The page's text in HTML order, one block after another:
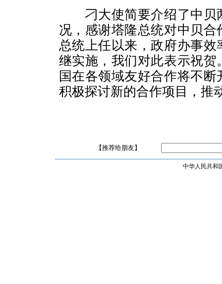
刁大使简要介绍了中
况，感谢塔隆总统对中贝
总统上任以来，政府办事
继实施，我们对此表示祝
国在各领域友好合作将不
积极探讨新的合作项目，推
【推荐给朋友】
中华人民共和